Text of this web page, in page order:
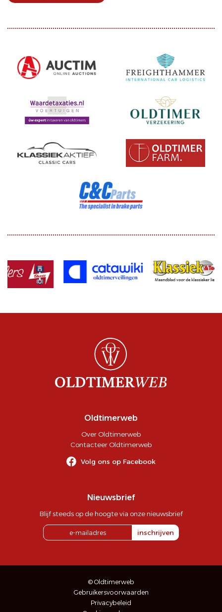
Oldtimerweb
Over Oldtimerweb
Contacteer Oldtimerweb
Volg ons op Facebook
Nieuwsbrief
Blijf steeds op de hoogte via onze nieuwsbrief
inschrijven
© Oldtimerweb
Gebruikersvoorwaarden
Privacybeleid